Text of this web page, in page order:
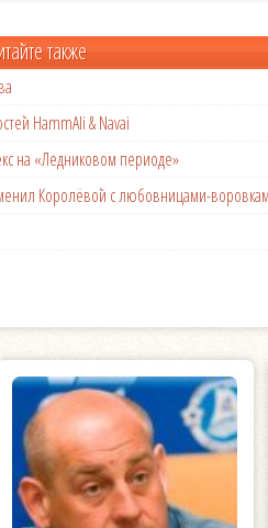
также
HammAli & Navai
на «Ледниковом периоде»
Королёвой с любовницами-